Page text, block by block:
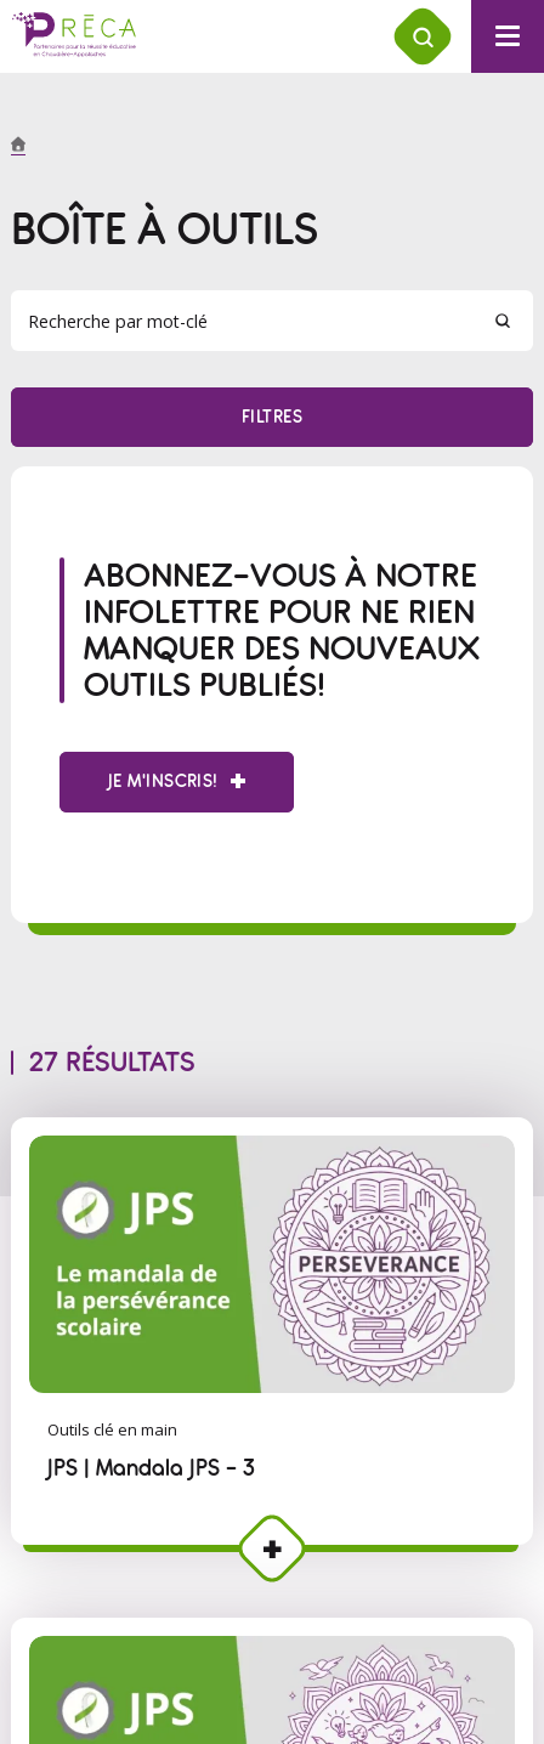
BOÎTE À OUTILS
FILTRES
ABONNEZ-VOUS À NOTRE
INFOLETTRE POUR NE RIEN
MANQUER DES NOUVEAUX
OUTILS PUBLIÉS!
JE M'INSCRIS!
27 RÉSULTATS
Outils clé en main
JPS | Mandala JPS - 3